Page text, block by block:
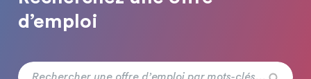
d’emploi